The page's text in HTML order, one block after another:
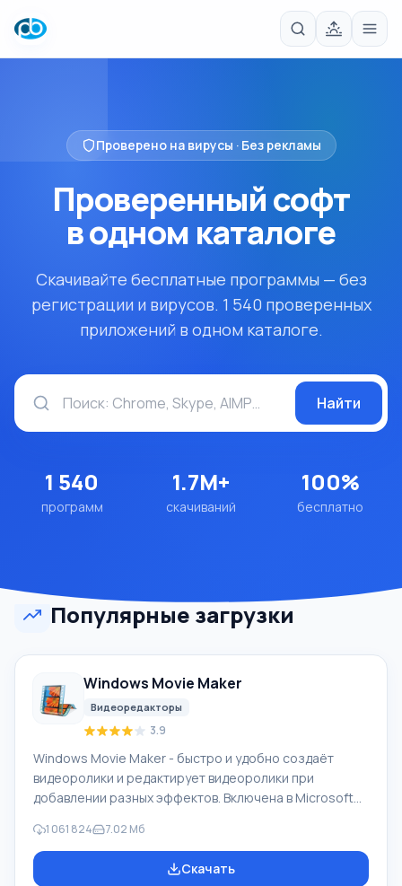
Проверено на вирусы · Без рекламы
Проверенный софт
в одном каталоге
Скачивайте бесплатные программы — без
регистрации и вирусов. 1 540 проверенных
приложений в одном каталоге.
Найти
1 540
программ
1.7M+
скачиваний
100%
бесплатно
Популярные загрузки
Windows Movie Maker
Видеоредакторы
3.9
Windows Movie Maker - быстро и удобно создаёт
видеоролики и редактирует видеоролики при
добавлении разных эффектов. Включена в Microsoft
бесплатный программный пакет Windows Live
Microsoft. Функционал Windows Movie Maker:
Захватывать видео с разных источников
1 061 824 7.02 Мб
Скачать